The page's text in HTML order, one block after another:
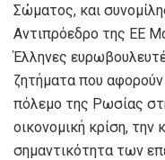
Σώματος, και
Αντιπρόεδρο της ΕΕ
Έλληνες
ζητήματα που
πόλεμο της Ρωσίας
οικονομική κρίση, την
σημαντικότητα των